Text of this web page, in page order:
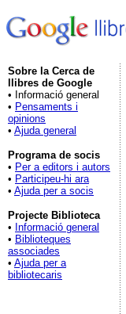
Sobre la Cerca de
llibres de Google
• Informació general
• Pensaments i
opinions
• Ajuda general
Programa de socis
• Per a editors i autors
• Participeu-hi ara
• Ajuda per a socis
Projecte Biblioteca
• Informació general
• Biblioteques
associades
• Ajuda per a
bibliotecaris